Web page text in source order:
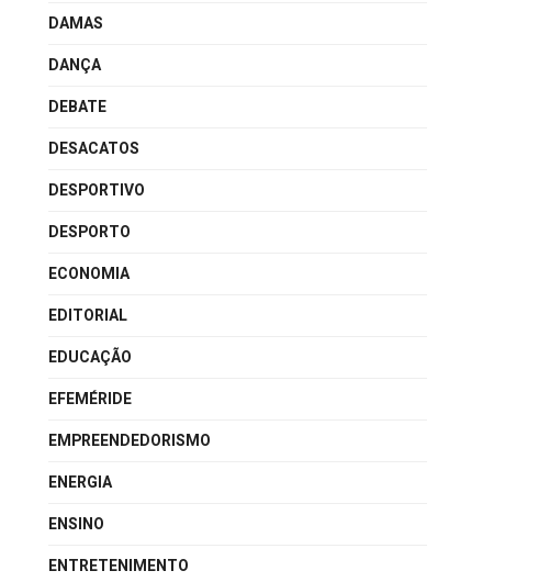
DAMAS
DANÇA
DEBATE
DESACATOS
DESPORTIVO
DESPORTO
ECONOMIA
EDITORIAL
EDUCAÇÃO
EFEMÉRIDE
EMPREENDEDORISMO
ENERGIA
ENSINO
ENTRETENIMENTO